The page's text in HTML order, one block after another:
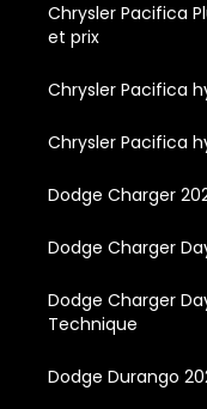
Chrysler Pacifica
et prix
Chrysler Pacifica
Chrysler Pacifica
Dodge Charger
Dodge Charger
Dodge Charger
Technique
Dodge Durango